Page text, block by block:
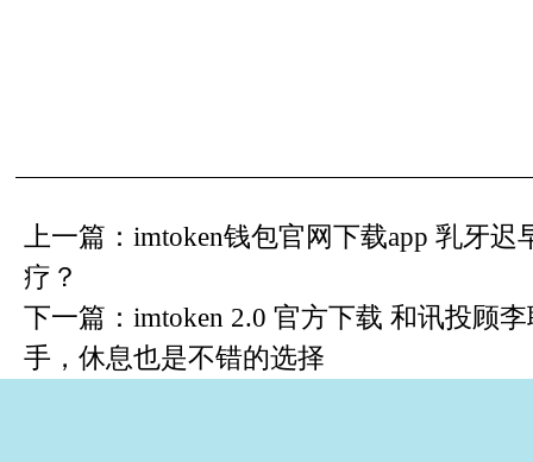
上一篇： imtoken钱包官网下载app 乳牙
疗？
下一篇： imtoken 2.0 官方下载 和讯投顾
手，休息也是不错的选择